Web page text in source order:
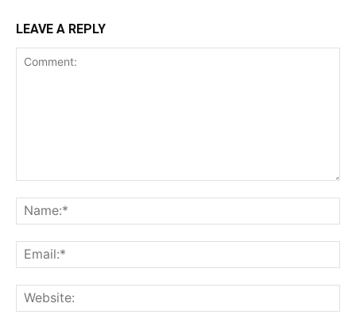
LEAVE A REPLY